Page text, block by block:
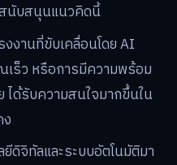
นับสนุนแนวคิดนี้
งานที่ขับเคลื่อนโดย AI
เร็ว หรือการมีความพร้อม
ได้รับความสนใจมากขึ้นใน
ยีดิจิทัลและระบบอัตโนมัติมา